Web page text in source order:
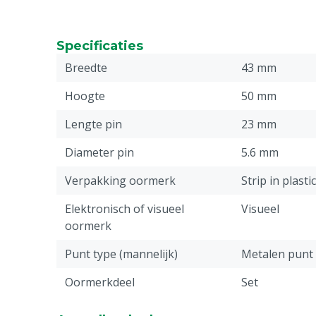
Specificaties
Breedte
43 mm
Hoogte
50 mm
Lengte pin
23 mm
Diameter pin
5.6 mm
Verpakking oormerk
Strip in
Elektronisch of visueel
oormerk
Visueel
Punt type (mannelijk)
Metalen punt
Oormerkdeel
Set